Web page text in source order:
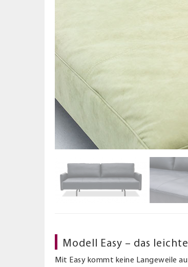
Modell Easy – das
Mit Easy kommt keine Langeweile